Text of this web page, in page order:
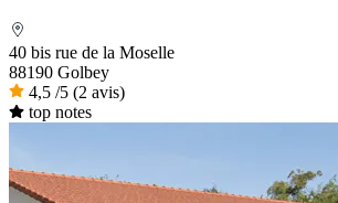
40 bis rue de la Moselle
88190 Golbey
4,5 /5 (2 avis)
top notes